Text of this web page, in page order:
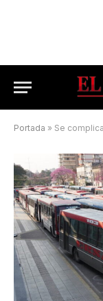
Portada » Se